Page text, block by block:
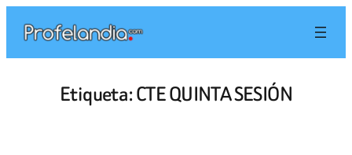
contenido
Etiqueta:CTE QUINTA SESIÓN